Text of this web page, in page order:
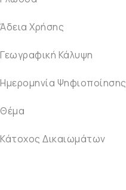
Άδεια Χρήσης
Γεωγραφική Κάλυψη
Ημερομηνία Ψηφιοποίησης
Θέμα
Κάτοχος Δικαιωμάτων